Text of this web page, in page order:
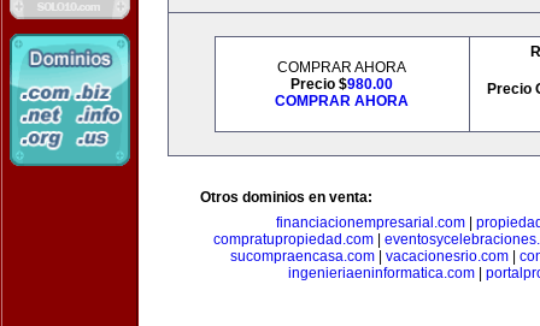
COMPRAR AHORA
Precio $980.00
COMPRAR AHORA
Precio
Otros dominios en venta:
financiacionempresarial.com
compratupropiedad.com
sucompraencasa.com| vacacionesrio.com|
ingenieriaeninformatica.com|